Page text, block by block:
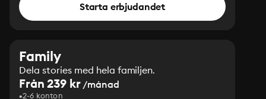
Starta erbjudandet
Family
Dela stories med hela familjen.
Från 239 kr/månad
2-6 konton